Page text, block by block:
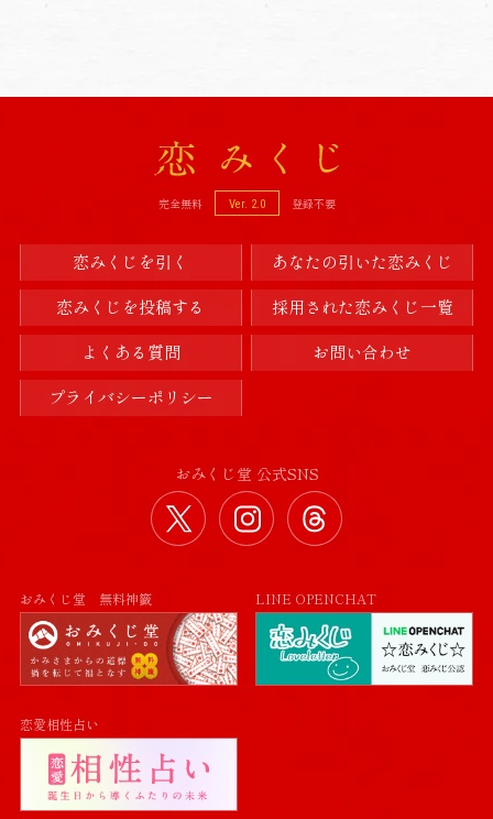
完全無料 Ver. 2.0 登録不要
恋みくじを引く
あなたの引いた恋みくじ
恋みくじを投稿する
採用された恋みくじ一覧
よくある質問
お問い合わせ
プライバシーポリシー
おみくじ堂 公式SNS
おみくじ堂 公式Twitter
おみくじ堂 公式
おみくじ堂 無料神籤 LINE OPENCHAT
恋愛相性占い